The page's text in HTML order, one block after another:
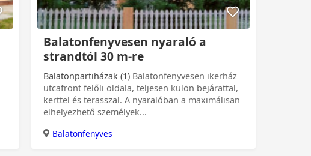
Balatonfenyvesen nyaraló a
strandtól 30 m-re
Balatonpartiházak (1)Balatonfenyvesen ikerház
utcafront felőli oldala, teljesen külön bejárattal,
kerttel és terasszal. A nyaralóban a maximálisan
elhelyezhető személyek...
Balatonfenyves